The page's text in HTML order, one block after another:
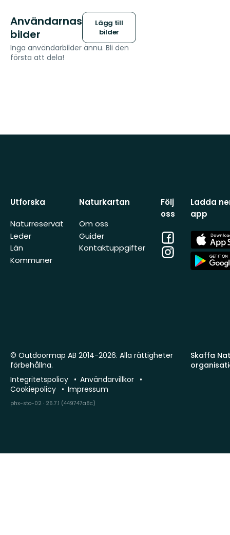
Användarnas
bilder
Lägg till
bilder
Inga användarbilder ännu. Bli den
första att dela!
Utforska
Naturreservat
Leder
Län
Kommuner
Naturkartan
Om oss
Guider
Kontaktuppgifter
Följ
oss
Facebook
Instagram
Ladda
app
App
Store
App
Store
Skaffa
© Outdoormap AB 2014-2026. Alla rättigheter
förbehållna.
Integritetspolicy
Användarvillkor
Cookiepolicy
Impressum
phx-sto-02 · 26.7.1 (449747a8c)